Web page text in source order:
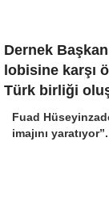
Dernek
lobisine karşı
Türk birliği
Fuad
imajını yaratıyor”.